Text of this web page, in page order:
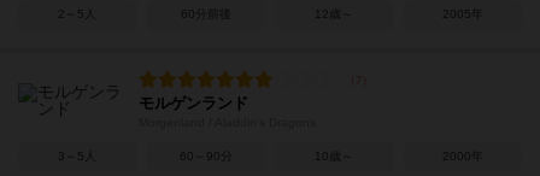
2～5人 60分前後 12歳～ 2005年
モルゲンランド
3～5人 60～90分 10歳～ 2000年